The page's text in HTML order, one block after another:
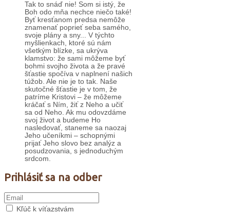
Tak to snáď nie! Som si istý, že
Boh odo mňa nechce niečo také!
Byť kresťanom predsa nemôže
znamenať poprieť seba samého,
svoje plány a sny... V týchto
myšlienkach, ktoré sú nám
všetkým blízke, sa ukrýva
klamstvo: že sami môžeme byť
bohmi svojho života a že pravé
šťastie spočíva v naplnení našich
túžob. Ale nie je to tak. Naše
skutočné šťastie je v tom, že
patríme Kristovi – že môžeme
kráčať s Ním, žiť z Neho a učiť
sa od Neho. Ak mu odovzdáme
svoj život a budeme Ho
nasledovať, staneme sa naozaj
Jeho učeníkmi – schopnými
prijať Jeho slovo bez analýz a
posudzovania, s jednoduchým
srdcom.
Prihlásiť sa na odber
Kľúč k víťazstvám